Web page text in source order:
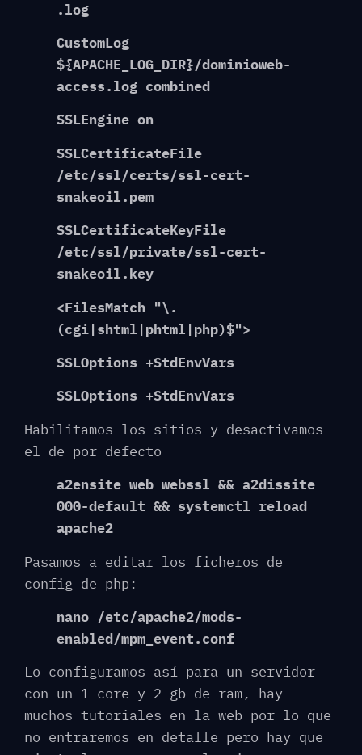
.log
CustomLog
${APACHE_LOG_DIR}/dominioweb-
access.log combined
SSLEngine on
SSLCertificateFile
/etc/ssl/certs/ssl-cert-
snakeoil.pem
SSLCertificateKeyFile
/etc/ssl/private/ssl-cert-
snakeoil.key
<FilesMatch "\.
(cgi|shtml|phtml|php)$">
SSLOptions +StdEnvVars
SSLOptions +StdEnvVars
Habilitamos los sitios y desactivamos
el de por defecto
a2ensite web webssl && a2dissite
000-default && systemctl reload
apache2
Pasamos a editar los ficheros de
config de php:
nano /etc/apache2/mods-
enabled/mpm_event.conf
Lo configuramos así para un servidor
con un 1 core y 2 gb de ram, hay
muchos tutoriales en la web por lo que
no entraremos en detalle pero hay que